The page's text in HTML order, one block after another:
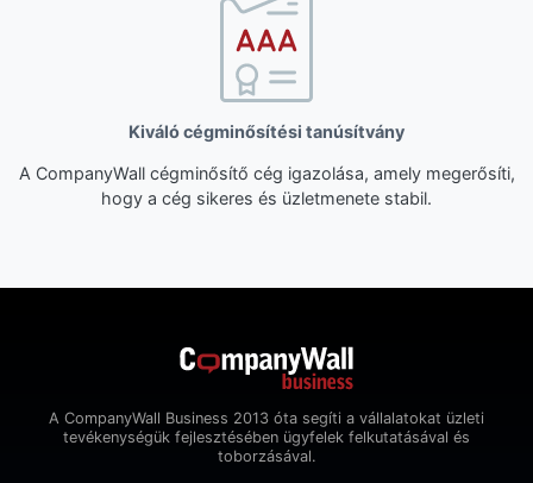
Kiváló cégminősítési tanúsítvány
A CompanyWall cégminősítő cég igazolása, amely megerősíti,
hogy a cég sikeres és üzletmenete stabil.
A CompanyWall Business 2013 óta segíti a vállalatokat üzleti
tevékenységük fejlesztésében ügyfelek felkutatásával és
toborzásával.